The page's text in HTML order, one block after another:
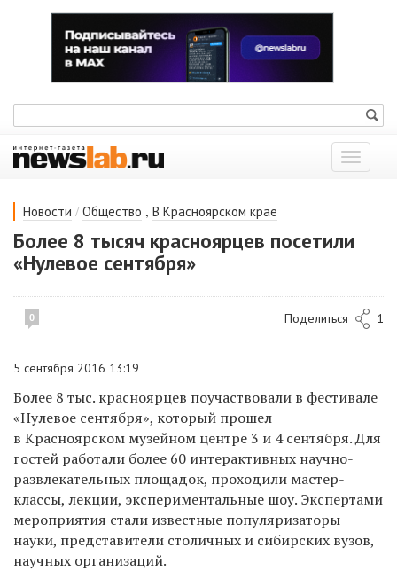
Показать
меню
Новости / Общество , В Красноярском крае
Более 8 тысяч красноярцев посетили
«Нулевое сентября»
0 Поделиться 1
5 сентября 2016 13:19
Более 8 тыс. красноярцев поучаствовали в фестивале
«Нулевое сентября», который прошел
в Красноярском музейном центре 3 и 4 сентября. Для
гостей работали более 60 интерактивных научно-
развлекательных площадок, проходили мастер-
классы, лекции, экспериментальные шоу. Экспертами
мероприятия стали известные популяризаторы
науки, представители столичных и сибирских вузов,
научных организаций.